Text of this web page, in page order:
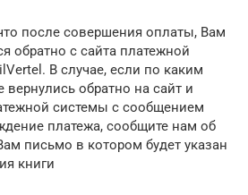
после совершения оплаты, Вам
обратно с сайта платежной
В случае, если по каким
обратно на сайт и
системы с сообщением
платежа, сообщите нам об
письмо в котором будет указан
книги